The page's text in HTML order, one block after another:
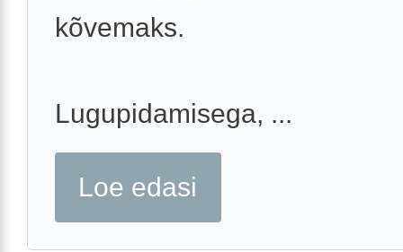
kõvemaks.
Lugupidamisega, ...
Loe edasi